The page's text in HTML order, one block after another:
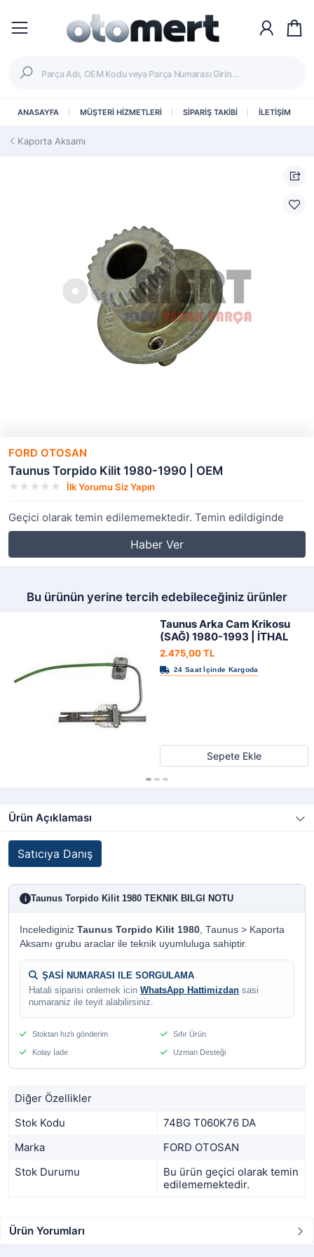
ANASAYFA MÜŞTERİ HİZMETLERİ SİPARİŞ TAKİBİ İLETİŞİM
Kaporta Aksamı
FORD OTOSAN
Taunus Torpido Kilit 1980-1990 | OEM
İlk Yorumu Siz Yapın
Geçici olarak temin edilememektedir. Temin edildiginde
Haber Ver
Bu ürünün yerine tercih edebileceğiniz ürünler
Taunus Arka Cam Krikosu
(SAĞ) 1980-1993 | İTHAL
2.475,00 TL
Sepete Ekle
Ürün Açıklaması
Satıcıya Danış
i Taunus Torpido Kilit 1980 TEKNIK BILGI NOTU
Incelediginiz Taunus Torpido Kilit 1980, Taunus > Kaporta
Aksamı grubu araclar ile teknik uyumluluga sahiptir.
ŞASİ NUMARASI ILE SORGULAMA
Hatali siparisi onlemek icin WhatsApp Hattimizdan sasi
numaraniz ile teyit alabilirsiniz.
Stoktan hızlı gönderim Sıfır Ürün
Kolay İade Uzman Desteği
Diğer Özellikler
Stok Kodu
74BG T060K76 DA
Marka
FORD OTOSAN
Stok Durumu
Bu ürün geçici olarak temin
edilememektedir.
Ürün Yorumları